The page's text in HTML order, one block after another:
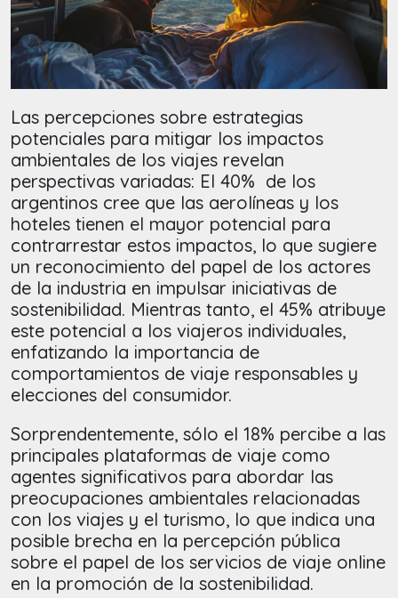
Las percepciones sobre estrategias
potenciales para mitigar los impactos
ambientales de los viajes revelan
perspectivas variadas: El 40% de los
argentinos cree que las aerolíneas y los
hoteles tienen el mayor potencial para
contrarrestar estos impactos, lo que sugiere
un reconocimiento del papel de los actores
de la industria en impulsar iniciativas de
sostenibilidad. Mientras tanto, el 45% atribuye
este potencial a los viajeros individuales,
enfatizando la importancia de
comportamientos de viaje responsables y
elecciones del consumidor.
Sorprendentemente, sólo el 18% percibe a las
principales plataformas de viaje como
agentes significativos para abordar las
preocupaciones ambientales relacionadas
con los viajes y el turismo, lo que indica una
posible brecha en la percepción pública
sobre el papel de los servicios de viaje online
en la promoción de la sostenibilidad.